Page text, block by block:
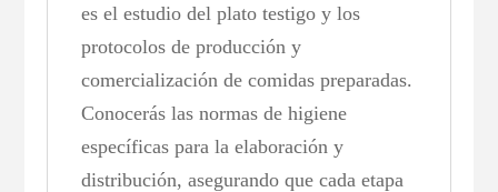
es el estudio del plato testigo y los
protocolos de producción y
comercialización de comidas preparadas.
Conocerás las normas de higiene
específicas para la elaboración y
distribución, asegurando que cada etapa